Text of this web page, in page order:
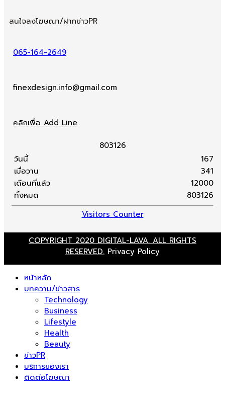
สนใจลงโฆษณา/ฝากข่าวPR
065-164-2649
finexdesign.info@gmail.com
คลิกเพื่อ Add Line
803126
วันนี้
เมื่อวาน
เดือนที่แล้ว
ทั้งหมด
167
341
12000
803126
Visitors Counter
COPYRIGHT 2020 DIGITAL-LAVA. ALL RIGHTS
RESERVED. Privacy Policy
หน้าหลัก
บทความ/ข่าวสาร
Technology
Business
Lifestyle
Health
Beauty
ข่าวPR
บริการของเรา
ติดต่อโฆษณา